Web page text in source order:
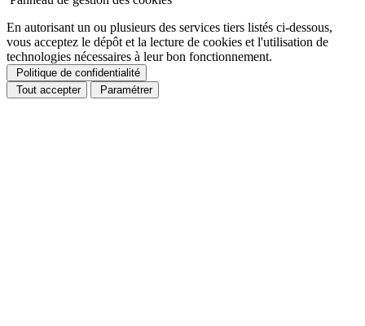
En autorisant un ou plusieurs des services tiers listés ci-dessous,
vous acceptez le dépôt et la lecture de cookies et l'utilisation de
technologies nécessaires à leur bon fonctionnement.
Politique de confidentialité
Tout accepter
Paramétrer